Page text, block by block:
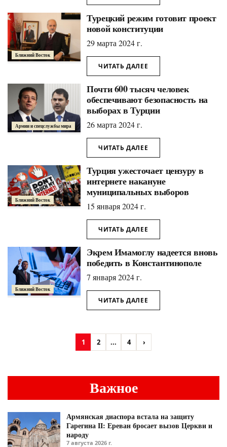
Ближний Восток
Турецкий режим готовит проект
новой конституции
29 марта 2024 г.
ЧИТАТЬ ДАЛЕЕ
Армии и спецслужбы мира
Почти 600 тысяч человек
обеспечивают безопасность на
выборах в Турции
26 марта 2024 г.
ЧИТАТЬ ДАЛЕЕ
Ближний Восток
Турция ужесточает цензуру в
интернете накануне
муниципальных выборов
15 января 2024 г.
ЧИТАТЬ ДАЛЕЕ
Ближний Восток
Экрем Имамоглу надеется вновь
победить в Константинополе
7 января 2024 г.
ЧИТАТЬ ДАЛЕЕ
1 2 ... 4 ›
Важное
Армянская диаспора встала на защиту
Гарегина II: Ереван бросает вызов Церкви и
народу
7 августа 2026 г.